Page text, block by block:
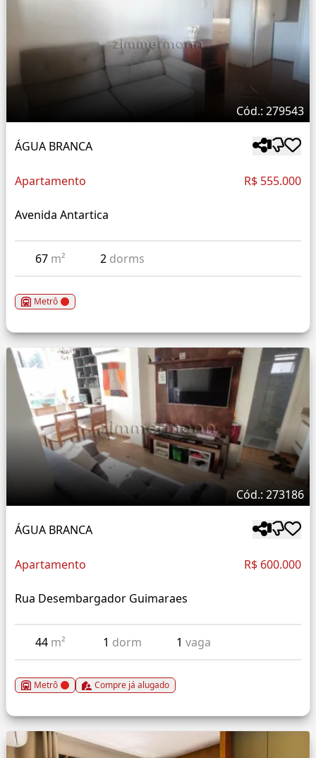
Cód.: 279543
ÁGUA BRANCA
Apartamento R$ 555.000
Avenida Antartica
67 m² 2 dorms
Metrô
Cód.: 273186
ÁGUA BRANCA
Apartamento R$ 600.000
Rua Desembargador Guimaraes
44 m² 1 dorm 1vaga
Metrô Compre já alugado